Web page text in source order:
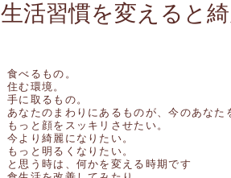
生活習慣を変えると
食べるもの。
住む環境。
手に取るもの。
あなたのまわりにあるものが、今のあなた
もっと顔をスッキリさせたい。
今より綺麗になりたい。
もっと明るくなりたい。
と思う時は、何かを変える時期です